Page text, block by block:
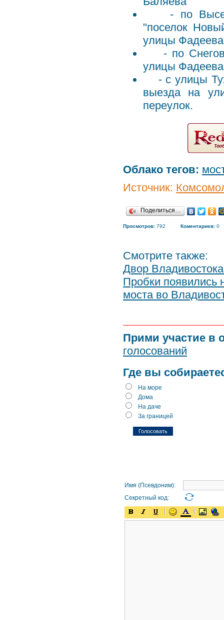
- по
"поселок
улицы
- по
улицы
- с улицы
выезда на
переулок.
Облако тегов:
Источник:
Поделиться…
Просмотров: 792 Коментариев: 0
Смотрите также:
Двор
Пробки появились
моста во
Прими участие в
голосований
Где вы
На море
Дома
На даче
За границей
Имя (Псевдоним):
Секретный код: